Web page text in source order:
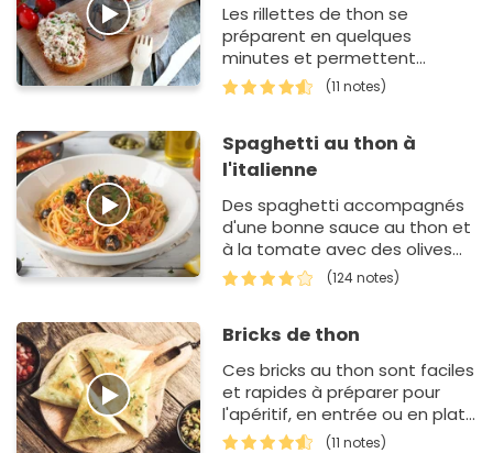
Les rillettes de thon se
préparent en quelques
minutes et permettent
d'improviser de chouettes
apéros. Elles sont également
(11 notes)
Spaghetti au thon à
l'italienne
Des spaghetti accompagnés
d'une bonne sauce au thon et
à la tomate avec des olives
noires et des câpres.
(124 notes)
Bricks de thon
Ces bricks au thon sont faciles
et rapides à préparer pour
l'apéritif, en entrée ou en plat
avec une salade.
(11 notes)